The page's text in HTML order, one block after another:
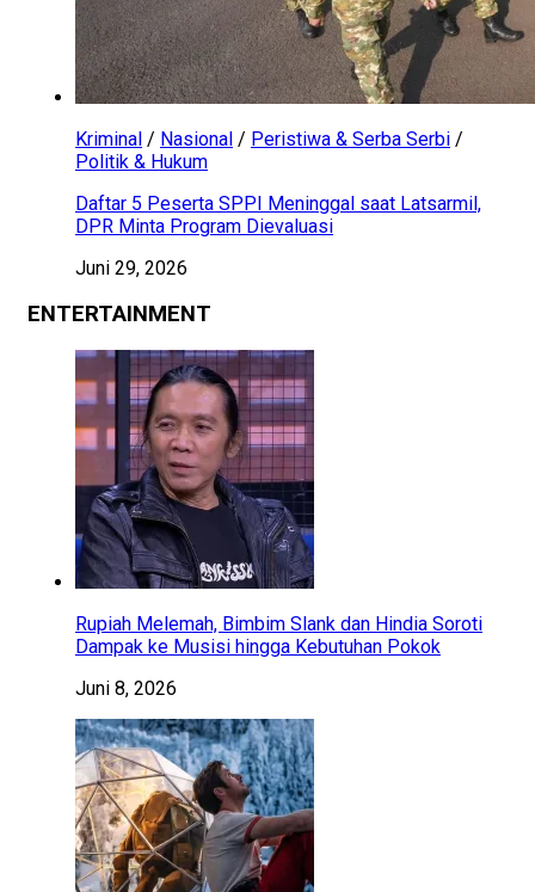
Kriminal / Nasional / Peristiwa & Serba Serbi /
Politik & Hukum
Daftar 5 Peserta SPPI Meninggal saat Latsarmil,
DPR Minta Program Dievaluasi
Juni 29, 2026
ENTERTAINMENT
Rupiah Melemah, Bimbim Slank dan Hindia Soroti
Dampak ke Musisi hingga Kebutuhan Pokok
Juni 8, 2026